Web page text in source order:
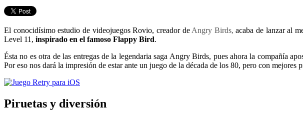
El conocidísimo estudio de videojuegos Rovio, creador de Angry Birds,acaba de lanzar al
Level 11, inspirado en el famoso Flappy Bird.
Ésta no es otra de las entregas de la legendaria saga Angry Birds, pues ahora la compañía
Por eso nos dará la impresión de estar ante un juego de la década de los 80, pero con mejores
Piruetas y diversión